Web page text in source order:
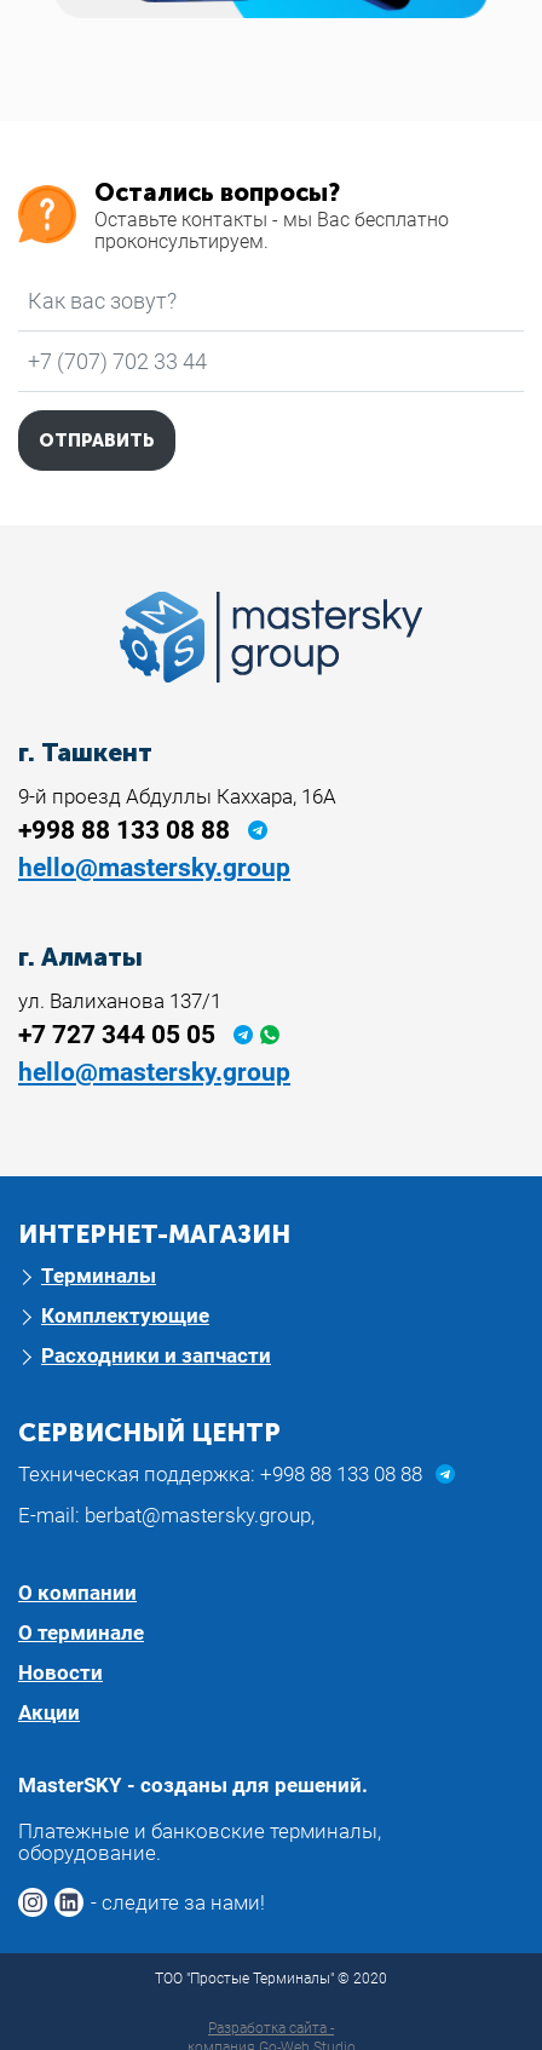
Остались вопросы?
Оставьте контакты - мы Вас бесплатно
проконсультируем.
г. Ташкент
9-й проезд Абдуллы Каххара, 16А
+998 88 133 08 88
hello@mastersky.group
г. Алматы
ул. Валиханова 137/1
+7 727 344 05 05
hello@mastersky.group
ИНТЕРНЕТ-МАГАЗИН
Терминалы
Комплектующие
Расходники и запчасти
СЕРВИСНЫЙ ЦЕНТР
Техническая поддержка: +998 88 133 08 88
E-mail: berbat@mastersky.group,
О компании
О терминале
Новости
Акции
MasterSKY - созданы для решений.
Платежные и банковские терминалы,
оборудование.
- следите за нами!
ТОО "Простые Терминалы" © 2020
Разработка сайта -